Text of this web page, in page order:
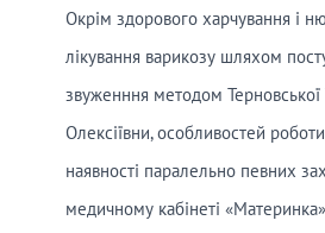
Окрім здорового харчування і
лікування варикозу шляхом
звуженння методом Терновської
Олексіївни, особливостей
наявності паралельно певних
медичному кабінеті